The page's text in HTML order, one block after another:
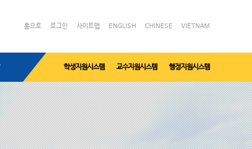
홈으로 로그인 사이트맵 ENGLISH CHINESE VIETNAM
학생지원시스템 교수지원시스템 행정지원시스템